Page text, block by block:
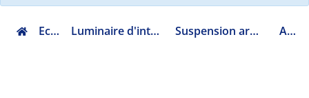
Eclairage Luminaire d'intérieur fonctionnel Suspension armature industrielle A0210